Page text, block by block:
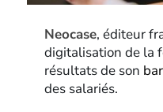
Neocase, éditeur
digitalisation de la
résultats de son
des salariés.